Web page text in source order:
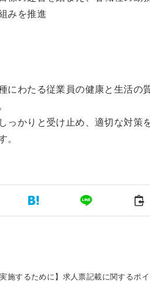
みを推進
にわたる従業員の健康と生活の
っかりと受け止め、適切な対策
施するために】求人票記載に関するポ